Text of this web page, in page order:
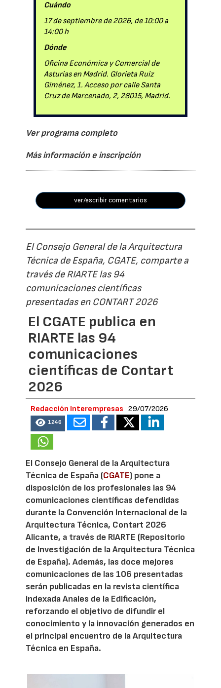
Cuándo
17 de septiembre de 2026, de 10:00 a
14:00 h
Dónde
Oficina Económica y Comercial de
Asturias en Madrid. Glorieta Ruiz
Giménez, 1. Acceso por calle Santa
Cruz de Marcenado, 2, 28015, Madrid.
Ver programa completo
Más información e inscripción
ver/escribir comentarios
El Consejo General de la Arquitectura
Técnica de España, CGATE, comparte a
través de RIARTE las 94
comunicaciones científicas
presentadas en CONTART 2026
El CGATE publica en
RIARTE las 94
comunicaciones
científicas de Contart
2026
Redacción Interempresas 29/07/2026
1246
El Consejo General de la Arquitectura
Técnica de España (CGATE) pone a
disposición de los profesionales las 94
comunicaciones científicas defendidas
durante la Convención Internacional de la
Arquitectura Técnica, Contart 2026
Alicante, a través de RIARTE (Repositorio
de Investigación de la Arquitectura Técnica
de España). Además, las doce mejores
comunicaciones de las 106 presentadas
serán publicadas en la revista científica
indexada Anales de la Edificación,
reforzando el objetivo de difundir el
conocimiento y la innovación generados en
el principal encuentro de la Arquitectura
Técnica en España.